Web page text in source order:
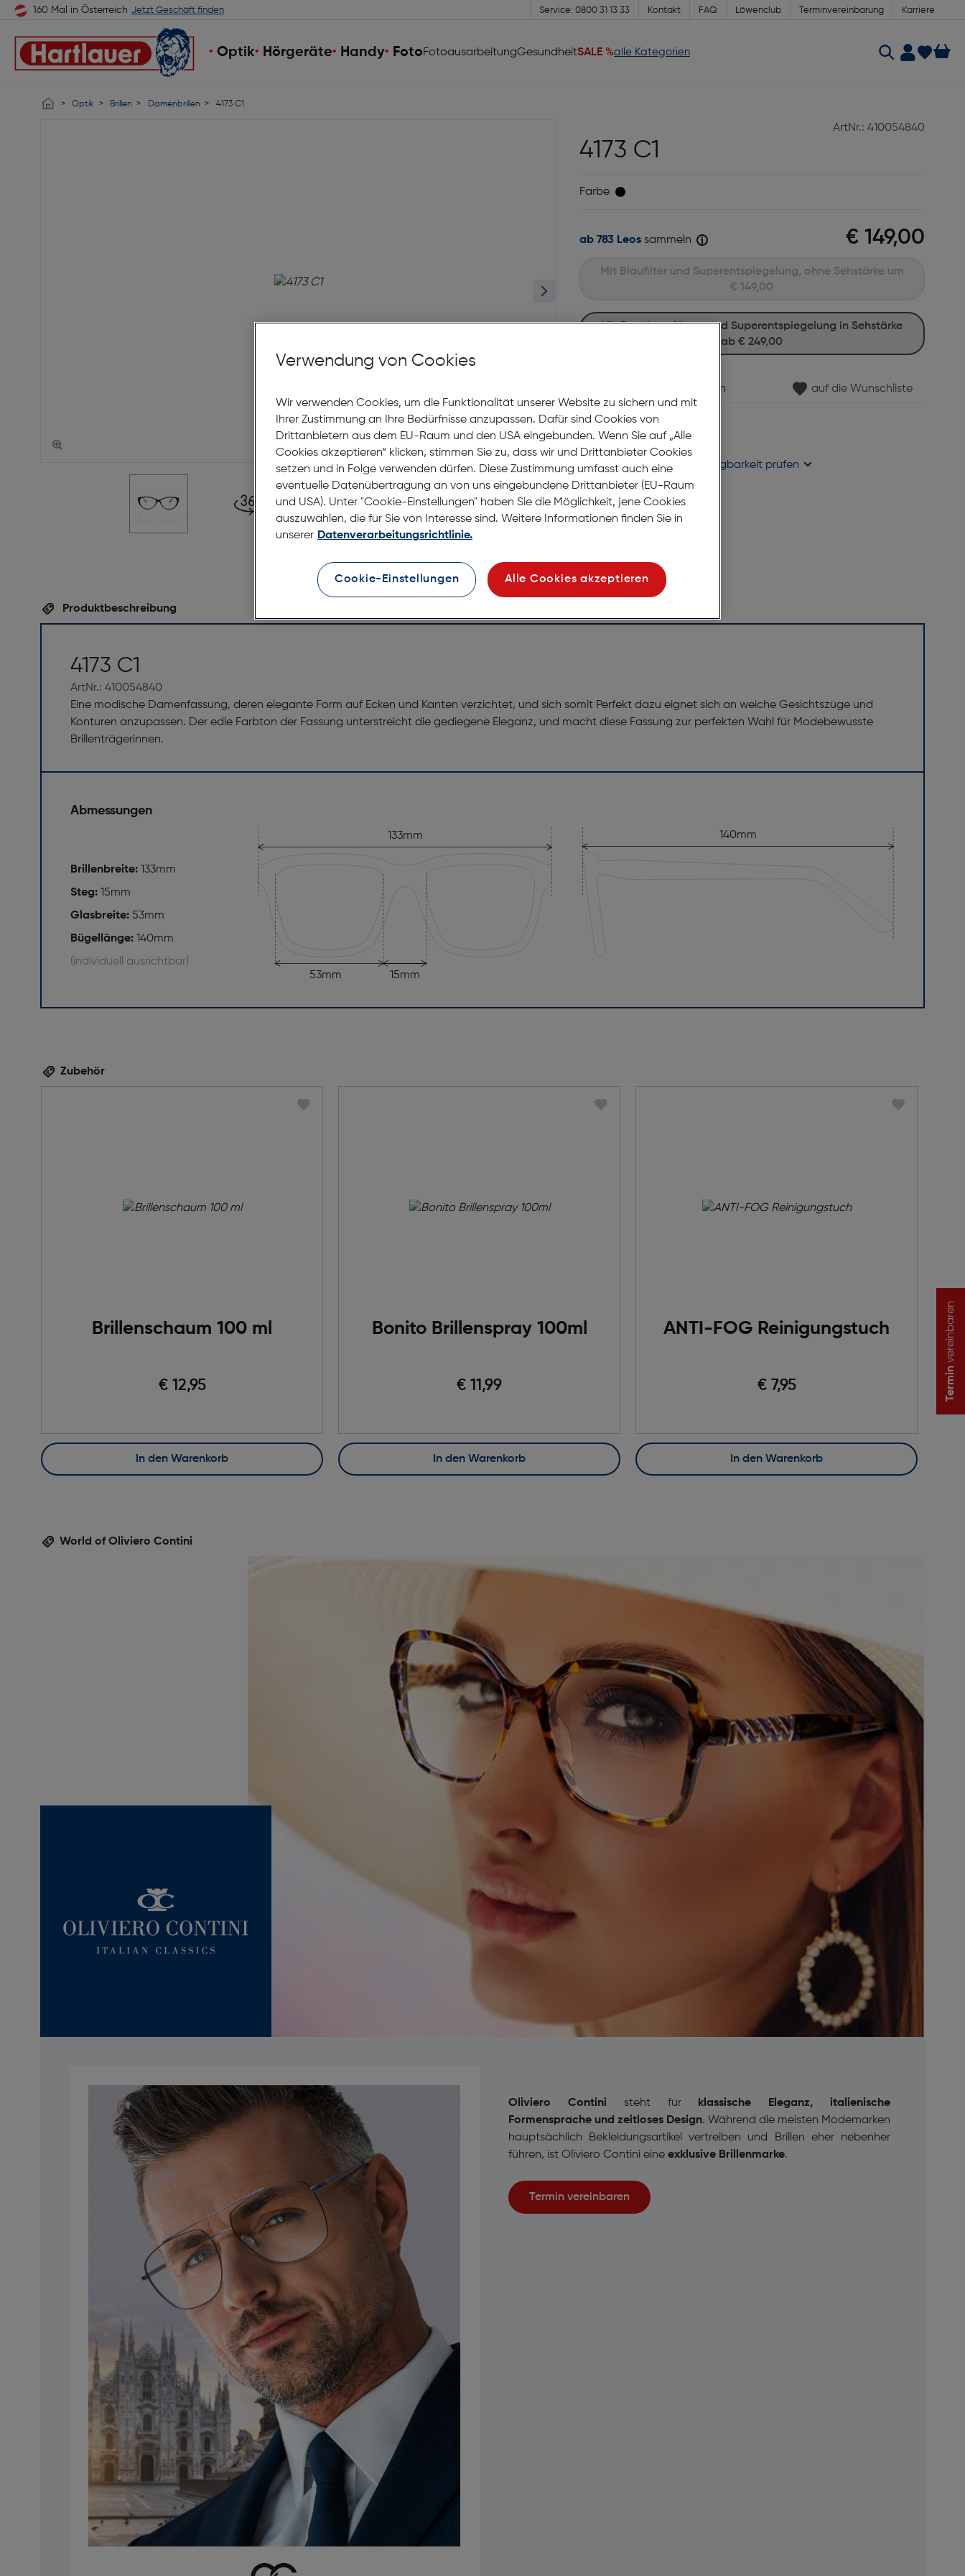
160 Mal in Österreich Jetzt Geschäft finden Service: 0800 31 13 33 Kontakt FAQ Löwenclub Terminvereinbarung Karriere
Optik Hörgeräte Handy FotoFotoausarbeitungGesundheitSALE %alle Kategorien
Optik Brillen Damenbrillen 4173 C1
ArtNr.: 410054840
4173 C1
Farbe
€ 149,00
ab 783 Leossammeln
Mit Premiumgläsern und Superentspiegelung in Sehstärke
ab€ 249,00
€ 149,00
Jetzt Termin vereinbaren auf die Wunschliste
Nicht lagernd
Nach Hause liefern
Selbstabholung in
Verfügbarkeit prüfen
Produktbeschreibung
4173 C1
ArtNr.: 410054840
Eine modische Damenfassung, deren elegante Form auf Ecken und Kanten verzichtet, und sich somit Perfekt dazu eignet sich an weiche Gesichtszüge und
Konturen anzupassen. Der edle Farbton der Fassung unterstreicht die gediegene Eleganz, und macht diese Fassung zur perfekten Wahl für Modebewusste
Brillenträgerinnen.
Abmessungen
Brillenbreite: 133mm
Steg: 15mm
Glasbreite: 53mm
Bügellänge: 140mm
(individuell ausrichtbar)
133mm
15mm
53mm
140mm
Zubehör
Brillenschaum 100 ml
€ 12,95
In den Warenkorb
Bonito Brillenspray 100ml
€ 11,99
In den Warenkorb
ANTI-FOG Reinigungstuch
€ 7,95
In den Warenkorb
World of Oliviero Contini
Oliviero Contini steht für klassische Eleganz, italienische
Formensprache und zeitloses Design. Während die meisten Modemarken
hauptsächlich Bekleidungsartikel vertreiben und Brillen eher nebenher
führen, ist Oliviero Contini eine exklusive Brillenmarke.
Termin vereinbaren
Termin
vereinbaren
Verwendung von Cookies
Wir verwenden Cookies, um die Funktionalität unserer Website zu sichern und mit
Ihrer Zustimmung an Ihre Bedürfnisse anzupassen. Dafür sind Cookies von
Drittanbietern aus dem EU-Raum und den USA eingebunden. Wenn Sie auf „Alle
Cookies akzeptieren“ klicken, stimmen Sie zu, dass wir und Drittanbieter Cookies
setzen und in Folge verwenden dürfen. Diese Zustimmung umfasst auch eine
eventuelle Datenübertragung an von uns eingebundene Drittanbieter (EU-Raum
und USA). Unter "Cookie-Einstellungen" haben Sie die Möglichkeit, jene Cookies
auszuwählen, die für Sie von Interesse sind. Weitere Informationen finden Sie in
unserer Datenverarbeitungsrichtlinie.
Cookie-Einstellungen Alle Cookies akzeptieren